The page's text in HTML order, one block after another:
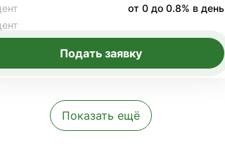
от 0 до 0.8% в день
Подать заявку
Показать ещё